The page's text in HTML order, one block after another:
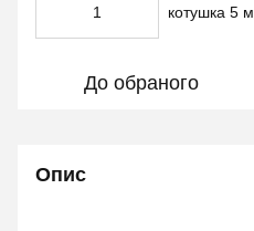
котушка 5 м
До обраного
Опис